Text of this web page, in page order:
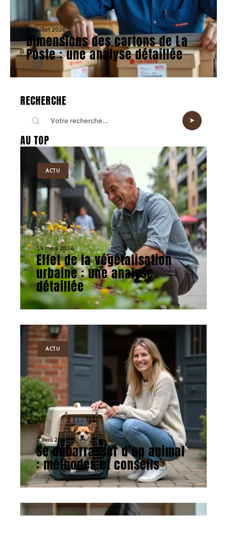
30 juillet 2026
Dimensions des cartons de La
Poste : une analyse détaillée
RECHERCHE
AU TOP
ACTU
15 mars 2026
Effet de la végétalisation
urbaine : une analyse
détaillée
ACTU
2 avril 2026
Se débarrasser d’un animal
: méthodes et conseils